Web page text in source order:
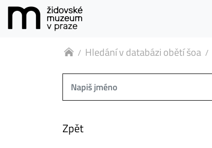
Hledání v databázi obětí šoa
Zpět